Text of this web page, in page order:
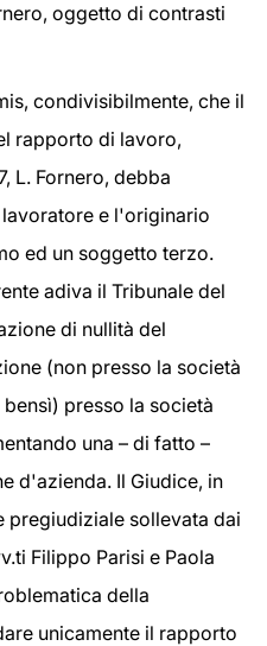
oggetto di contrasti
condivisibilmente, che il
rapporto di lavoro,
L. Fornero, debba
e l'originario
ed un soggetto terzo.
adiva il Tribunale del
di nullità del
(non presso la società
presso la società
una – di fatto –
d'azienda. Il Giudice, in
sollevata dai
Filippo Parisi e Paola
della
unicamente il rapporto